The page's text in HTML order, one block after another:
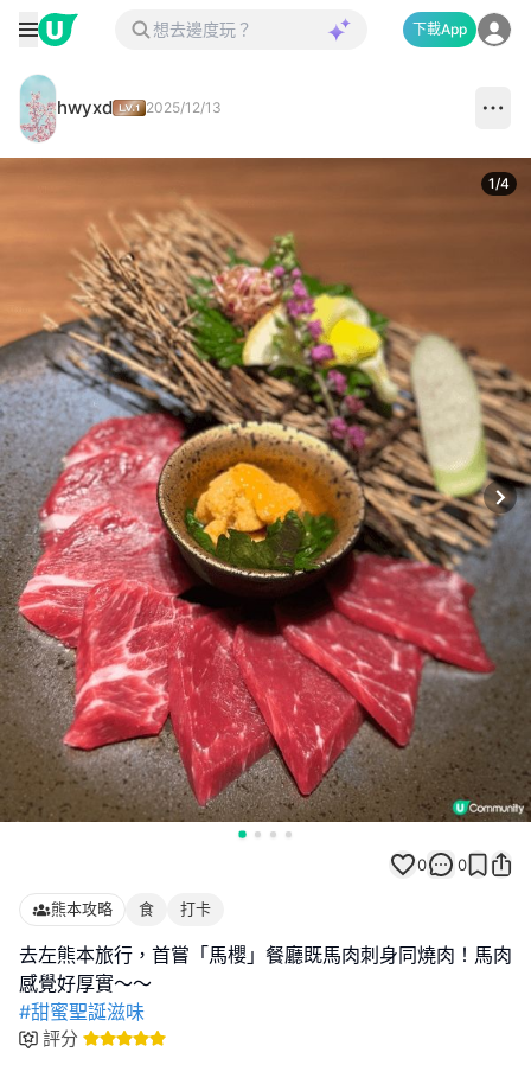
下載App
hwyxd 2025/12/13
1/4
0 0
熊本攻略 食 打卡
去左熊本旅行，首嘗「馬櫻」餐廳既馬肉刺身同燒肉！馬肉
#甜蜜聖誕滋味
評分